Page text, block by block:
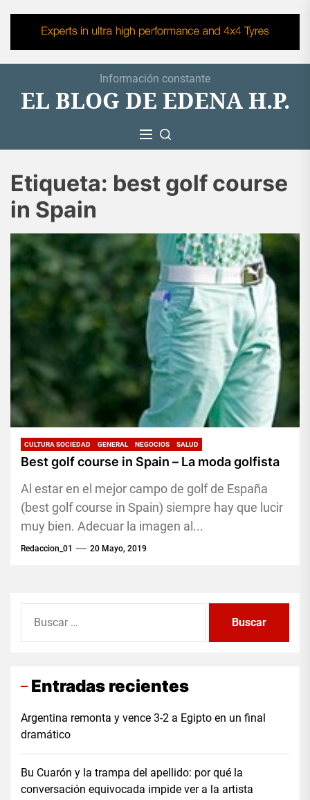
the
Información constante
EL BLOG DE EDENA H.P.
Etiqueta: best golf course
in Spain
CULTURA SOCIEDAD GENERAL NEGOCIOS SALUD
Best golf course in Spain – La moda golfista
Al estar en el mejor campo de golf de España
(best golf course in Spain) siempre hay que lucir
muy bien. Adecuar la imagen al...
Redaccion_01 20 Mayo, 2019
Entradas recientes
Argentina remonta y vence 3-2 a Egipto en un final
dramático
Bu Cuarón y la trampa del apellido: por qué la
conversación equivocada impide ver a la artista